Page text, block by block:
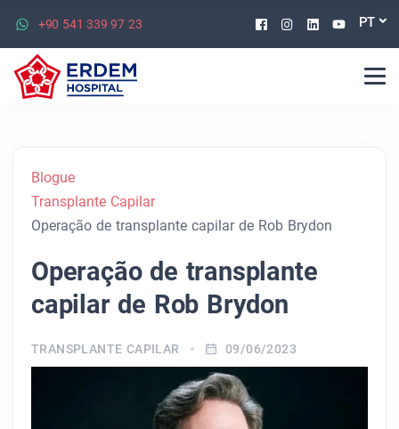
+90 541 339 97 23 Facebook
Instagram
Linkedin
PT
Blogue
Transplante Capilar
Operação de transplante capilar de Rob Brydon
Operação de transplante
capilar de Rob Brydon
TRANSPLANTE CAPILAR 09/06/2023